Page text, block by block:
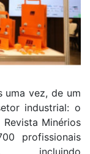
uma vez, de um
industrial: o
Revista Minérios
profissionais
incluindo